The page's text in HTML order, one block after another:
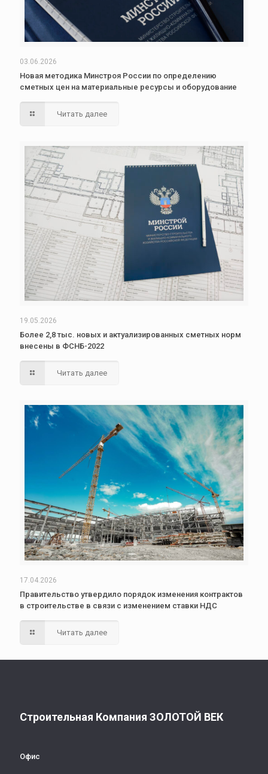
03.06.2026
Новая методика Минстроя России по определению
сметных цен на материальные ресурсы и оборудование
Читать далее
19.05.2026
Более 2,8 тыс. новых и актуализированных сметных норм
внесены в ФСНБ-2022
Читать далее
17.04.2026
Правительство утвердило порядок изменения контрактов
в строительстве в связи с изменением ставки НДС
Читать далее
Строительная Компания ЗОЛОТОЙ ВЕК
Офис